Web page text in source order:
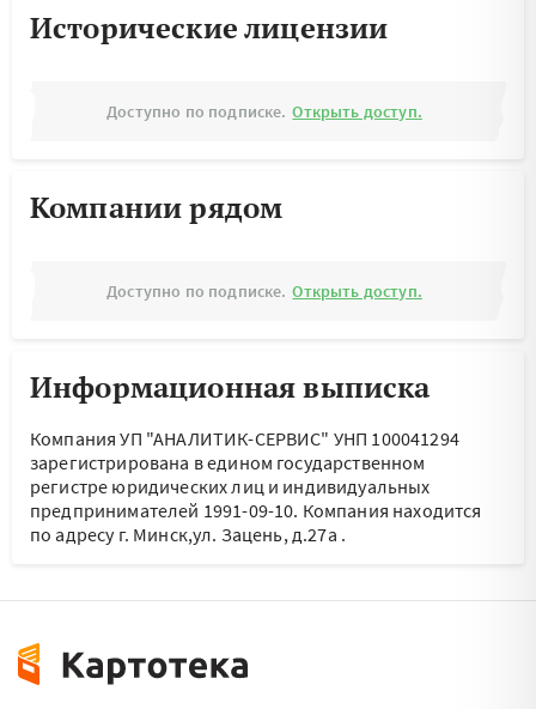
Исторические лицензии
Доступно по подписке. Открыть доступ.
Компании рядом
Доступно по подписке. Открыть доступ.
Информационная выписка
Компания УП "АНАЛИТИК-СЕРВИС" УНП 100041294
зарегистрирована в едином государственном
регистре юридических лиц и индивидуальных
предпринимателей 1991-09-10. Компания находится
по адресу г. Минск,ул. Зацень, д.27а .